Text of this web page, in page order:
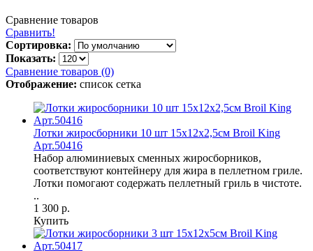
Сравнение товаров
Сравнить!
Сортировка:
Показать:
Сравнение товаров (0)
Отображение: список сетка
Лотки жиросборники 10 шт 15х12х2,5см Broil King
Арт.50416
Набор алюминиевых сменных жиросборников,
соответствуют контейнеру для жира в пеллетном гриле.
Лотки помогают содержать пеллетный гриль в чистоте.
..
1 300 р.
Купить